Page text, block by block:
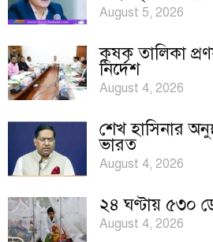
August 5, 2026
কৃষক তালিকা
নির্দেশ
August 4, 2026
শেখ হাসিনার
ভারত
August 4, 2026
২৪ ঘণ্টায় ৫৩০
August 4, 2026